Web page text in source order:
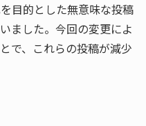
目的とした無意味な投稿
ました。今回の変更によ
で、これらの投稿が減少